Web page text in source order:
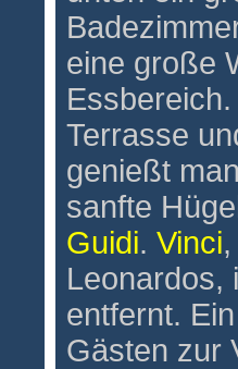
eine große
Terrasse
genießt
sanfte
Guidi. Vinci
Leonardos,
entfernt.
Gästen zur